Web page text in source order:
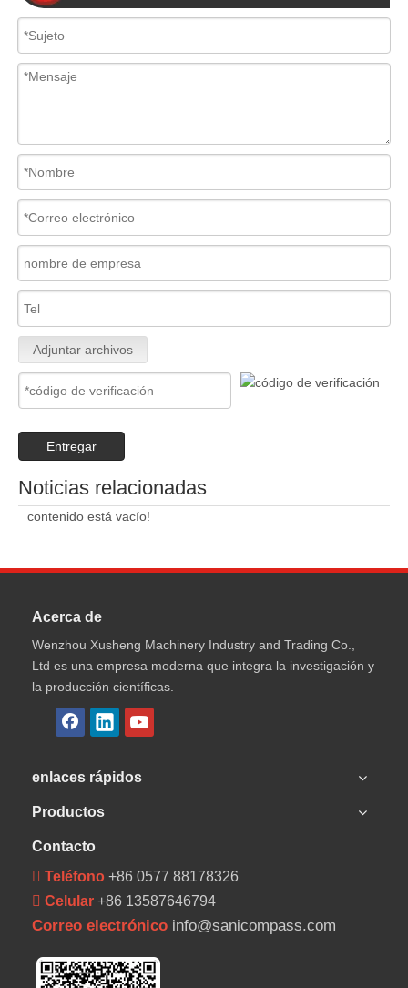
Adjuntar archivos
Entregar
Noticias relacionadas
contenido está vacío!
Acerca de
Wenzhou Xusheng Machinery Industry and Trading Co.,
Ltd es una empresa moderna que integra la investigación y
la producción científicas.
enlaces rápidos
Productos
Contacto
 Teléfono +86 0577 88178326
 Celular +86 13587646794
Correo electrónico info@sanicompass.com